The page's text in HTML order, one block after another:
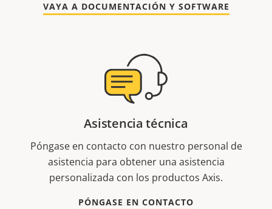
VAYA A DOCUMENTACIÓN Y SOFTWARE
Asistencia técnica
Póngase en contacto con nuestro personal de
asistencia para obtener una asistencia
personalizada con los productos Axis.
PÓNGASE EN CONTACTO